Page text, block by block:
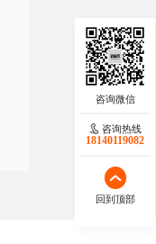
咨询热线
18140119082
回到顶部